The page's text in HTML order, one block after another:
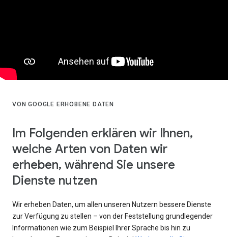
VON GOOGLE ERHOBENE DATEN
Im Folgenden erklären wir Ihnen,
welche Arten von Daten wir
erheben, während Sie unsere
Dienste nutzen
Wir erheben Daten, um allen unseren Nutzern bessere Dienste
zur Verfügung zu stellen – von der Feststellung grundlegender
Informationen wie zum Beispiel Ihrer Sprache bis hin zu